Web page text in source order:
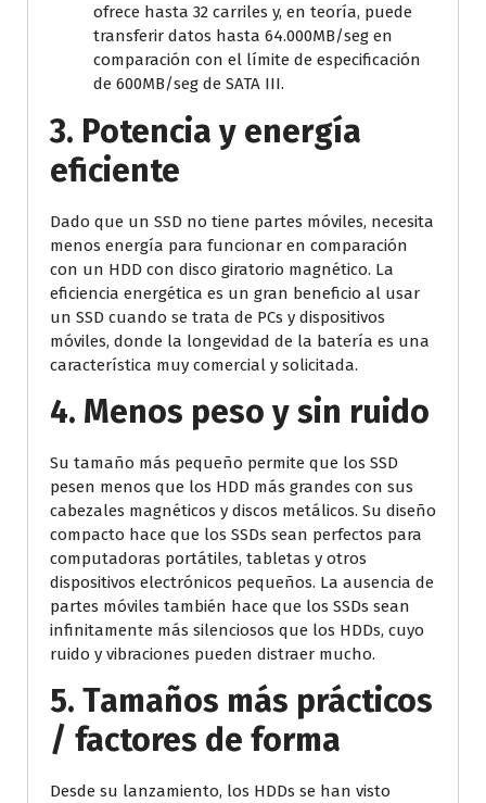
ofrece hasta 32 carriles y, en teoría, puede
transferir datos hasta 64.000MB/seg en
comparación con el límite de especificación
de 600MB/seg de SATA III.
3. Potencia y energía
eficiente
Dado que un SSD no tiene partes móviles, necesita
menos energía para funcionar en comparación
con un HDD con disco giratorio magnético. La
eficiencia energética es un gran beneficio al usar
un SSD cuando se trata de PCs y dispositivos
móviles, donde la longevidad de la batería es una
característica muy comercial y solicitada.
4. Menos peso y sin ruido
Su tamaño más pequeño permite que los SSD
pesen menos que los HDD más grandes con sus
cabezales magnéticos y discos metálicos. Su diseño
compacto hace que los SSDs sean perfectos para
computadoras portátiles, tabletas y otros
dispositivos electrónicos pequeños. La ausencia de
partes móviles también hace que los SSDs sean
infinitamente más silenciosos que los HDDs, cuyo
ruido y vibraciones pueden distraer mucho.
5. Tamaños más prácticos
/ factores de forma
Desde su lanzamiento, los HDDs se han visto